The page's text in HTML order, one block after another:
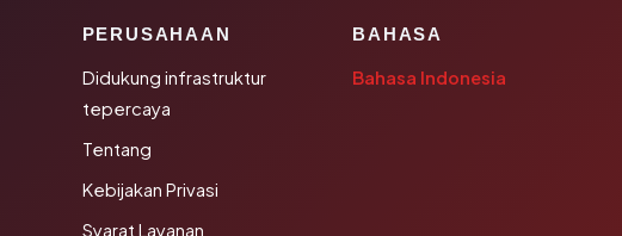
PERUSAHAAN
Didukung infrastruktur
tepercaya
Tentang
Kebijakan Privasi
Syarat Layanan
BAHASA
Bahasa Indonesia